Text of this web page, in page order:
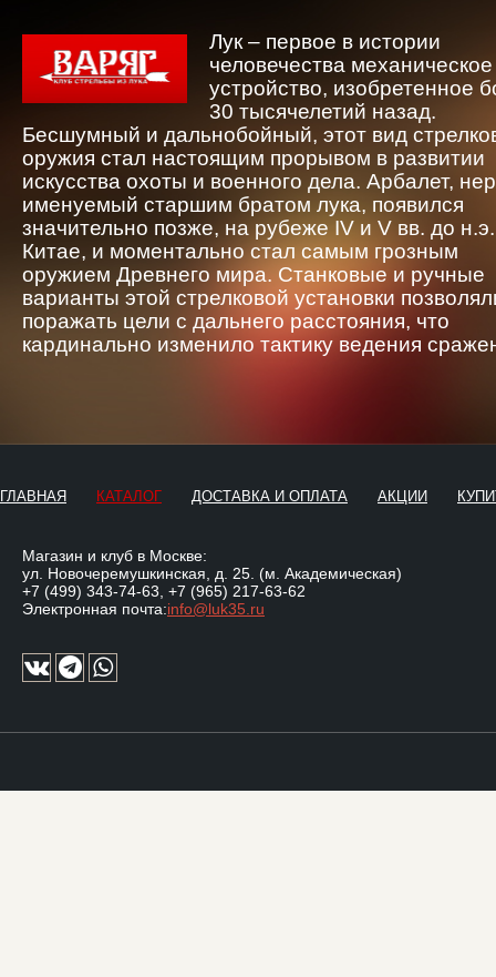
Лук – первое в истории
человечества механическое
устройство, изобретенное
30 тысячелетий назад.
Бесшумный и дальнобойный, этот вид
оружия стал настоящим прорывом в развитии
искусства охоты и военного дела. Арбалет,
именуемый старшим братом лука, появился
значительно позже, на рубеже IV и V вв. до
Китае, и моментально стал самым грозным
оружием Древнего мира. Станковые и ручные
варианты этой стрелковой установки
поражать цели с дальнего расстояния, что
кардинально изменило тактику ведения
ГЛАВНАЯ КАТАЛОГ ДОСТАВКА И ОПЛАТА АКЦИИ
Магазин и клуб в Москве:
ул. Новочеремушкинская, д. 25. (м. Академическая)
+7 (499) 343-74-63 +7 (965) 217-63-62
Электронная почта:info@luk35.ru